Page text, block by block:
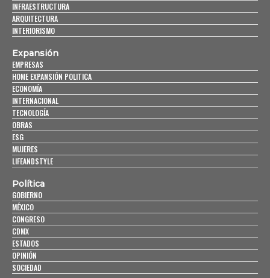
INFRAESTRUCTURA
ARQUITECTURA
INTERIORISMO
Expansión
EMPRESAS
HOME EXPANSIÓN POLITICA
ECONOMÍA
INTERNACIONAL
TECNOLOGÍA
OBRAS
ESG
MUJERES
LIFEANDSTYLE
Política
GOBIERNO
MÉXICO
CONGRESO
CDMX
ESTADOS
OPINIÓN
SOCIEDAD